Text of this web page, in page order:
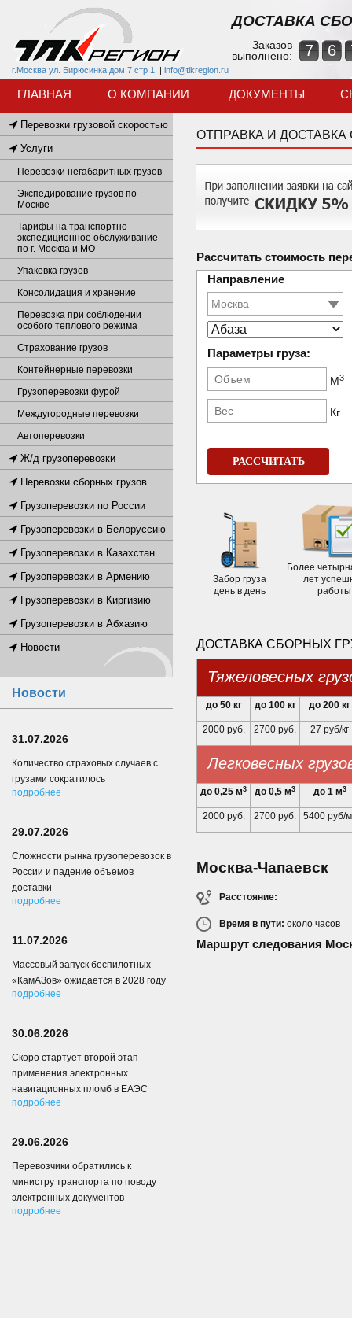
г.Москва ул. Бирюсинка дом 7 стр 1. | info@tlkregion.ru
ДОСТАВКА
Заказов
выполнено:
7 6
ГЛАВНАЯ О КОМПАНИИ ДОКУМЕНТЫ
ОТПРАВКА И
Рассчитать стоимость
Направление
Параметры груза:
М3
Кг
РАССЧИТАТЬ
Забор груза
день в день
Более
лет
работы
ДОСТАВКА СБОРНЫХ
Тяжеловесных
до 50 кг до 100 кг до 200 кг
2000 руб. 2700 руб. 27 руб/кг
Легковесных
до 0,25 м3 до 0,5 м3 до 1 м3
2000 руб. 2700 руб. 5400 руб/м
Москва-Чапаевск
Расстояние:
Время в пути: около часов
Маршрут следования
Перевозки грузовой скоростью
Услуги
Перевозки негабаритных грузов
Экспедирование грузов по
Москве
Тарифы на транспортно-
экспедиционное обслуживание
по г. Москва и МО
Упаковка грузов
Консолидация и хранение
Перевозка при соблюдении
особого теплового режима
Страхование грузов
Контейнерные перевозки
Грузоперевозки фурой
Междугородные перевозки
Автоперевозки
Ж/д грузоперевозки
Перевозки сборных грузов
Грузоперевозки по России
Грузоперевозки в Белоруссию
Грузоперевозки в Казахстан
Грузоперевозки в Армению
Грузоперевозки в Киргизию
Грузоперевозки в Абхазию
Новости
Новости
31.07.2026
Количество страховых случаев с
грузами сократилось
подробнее
29.07.2026
Сложности рынка грузоперевозок в
России и падение объемов
доставки
подробнее
11.07.2026
Массовый запуск беспилотных
«КамАЗов» ожидается в 2028 году
подробнее
30.06.2026
Скоро стартует второй этап
применения электронных
навигационных пломб в ЕАЭС
подробнее
29.06.2026
Перевозчики обратились к
министру транспорта по поводу
электронных документов
подробнее